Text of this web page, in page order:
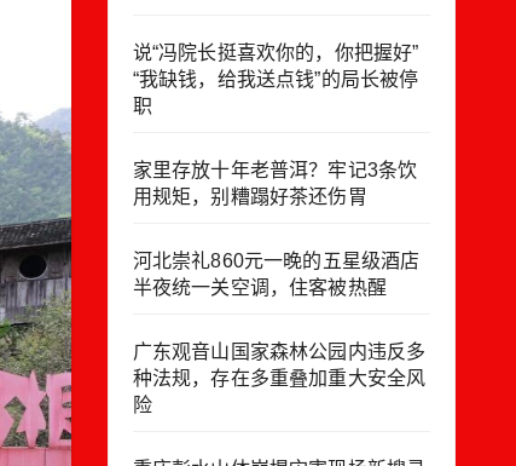
说“冯院长挺喜欢你的，你把握好”
“我缺钱，给我送点钱”的局长被停
职
家里存放十年老普洱？牢记3条饮
用规矩，别糟蹋好茶还伤胃
河北崇礼860元一晚的五星级酒店
半夜统一关空调，住客被热醒
广东观音山国家森林公园内违反多
种法规，存在多重叠加重大安全风
险